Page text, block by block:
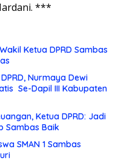
***
Ketua DPRD Sambas
Nurmaya Dewi
Se-Dapil III Kabupaten
Ketua DPRD: Jadi
Sambas Baik
SMAN 1 Sambas